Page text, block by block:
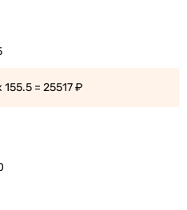
155.5 = 25517 ₽